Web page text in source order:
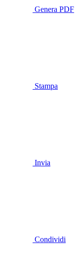
Genera PDF
Stampa
Invia
Condividi